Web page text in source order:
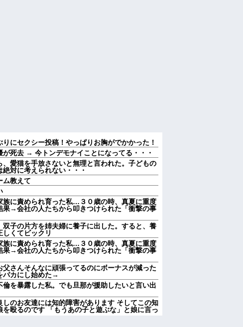
りにセクシー投稿！やっぱりお胸がでかかった！
が死去 → 今トンデモナイことになってる・・・
愛猫を手放さないと無理と言われた。子どもの
対に考えられない・・・
ム教えて
族に責められ育った私…３０歳の時、真夏に重度
果→会社の人たちから叩きつけられた「衝撃の事
子の片方を姉夫婦に養子に出した。すると、養
くてビックリ
族に責められ育った私…３０歳の時、真夏に重度
果→会社の人たちから叩きつけられた「衝撃の事
父さんそんなに頑張ってるのにボーナスが減った
バカにし始めた→
倫を暴露した私。でも旦那が援助したいと言い出
のお友達には知的障害があります そしてこの知
殴るのです 「もうあの子と遊ぶな」と娘に言っ